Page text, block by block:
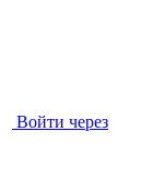
Войти через